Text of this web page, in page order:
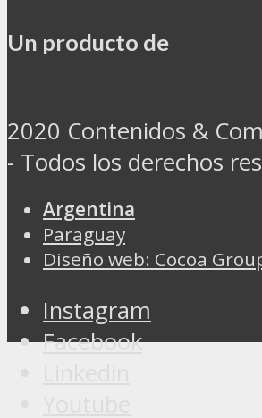
Un producto de
2020 Contenidos &
- Todos los derechos
Argentina
Paraguay
Diseño web: Cocoa
Instagram
Facebook